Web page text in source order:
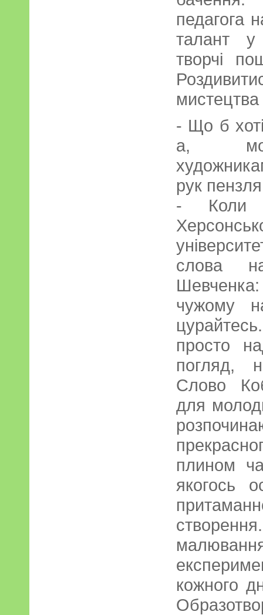
педагога
талант у
творчі
мистецтва
- Що б
а,
рук
- Коли
слова
чужому
просто
погляд,
Слово
для
плином
якогось
кожного